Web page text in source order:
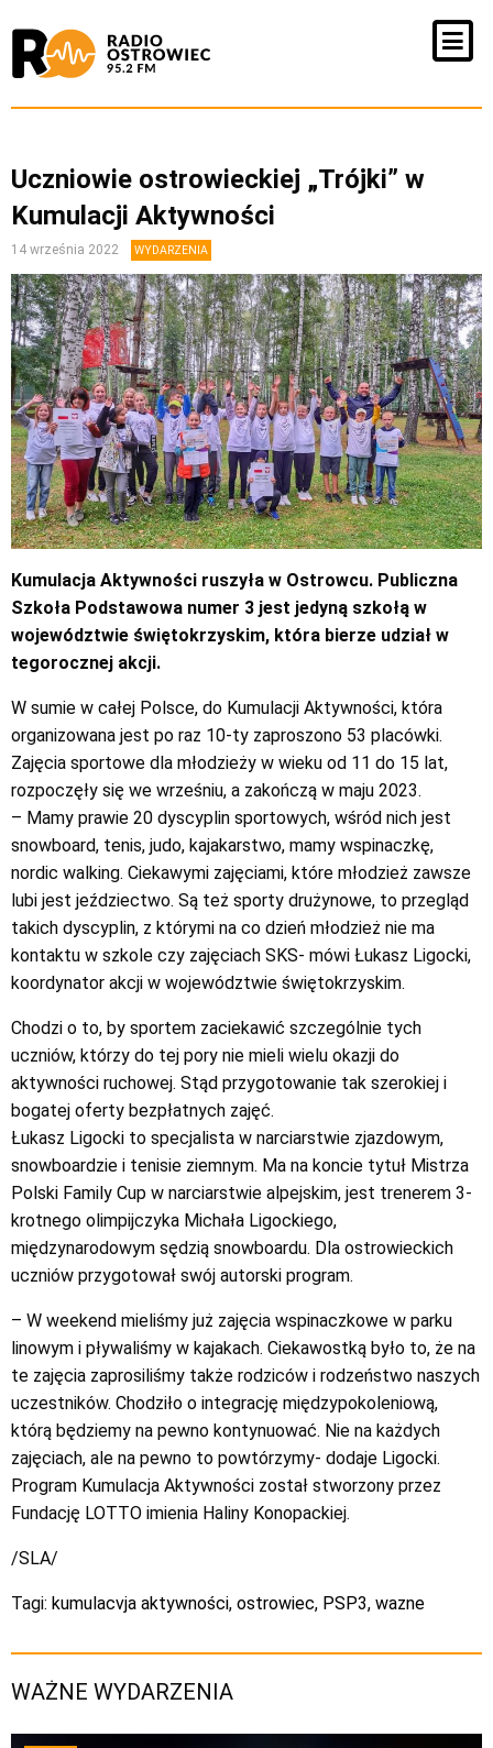
Uczniowie ostrowieckiej „Trójki” w
Kumulacji Aktywności
14 września 2022 WYDARZENIA
Kumulacja Aktywności ruszyła w Ostrowcu. Publiczna
Szkoła Podstawowa numer 3 jest jedyną szkołą w
województwie świętokrzyskim, która bierze udział w
tegorocznej akcji.
W sumie w całej Polsce, do Kumulacji Aktywności, która
organizowana jest po raz 10-ty zaproszono 53 placówki.
Zajęcia sportowe dla młodzieży w wieku od 11 do 15 lat,
rozpoczęły się we wrześniu, a zakończą w maju 2023.
– Mamy prawie 20 dyscyplin sportowych, wśród nich jest
snowboard, tenis, judo, kajakarstwo, mamy wspinaczkę,
nordic walking. Ciekawymi zajęciami, które młodzież zawsze
lubi jest jeździectwo. Są też sporty drużynowe, to przegląd
takich dyscyplin, z którymi na co dzień młodzież nie ma
kontaktu w szkole czy zajęciach SKS- mówi Łukasz Ligocki,
koordynator akcji w województwie świętokrzyskim.
Chodzi o to, by sportem zaciekawić szczególnie tych
uczniów, którzy do tej pory nie mieli wielu okazji do
aktywności ruchowej. Stąd przygotowanie tak szerokiej i
bogatej oferty bezpłatnych zajęć.
Łukasz Ligocki to specjalista w narciarstwie zjazdowym,
snowboardzie i tenisie ziemnym. Ma na koncie tytuł Mistrza
Polski Family Cup w narciarstwie alpejskim, jest trenerem 3-
krotnego olimpijczyka Michała Ligockiego,
międzynarodowym sędzią snowboardu. Dla ostrowieckich
uczniów przygotował swój autorski program.
– W weekend mieliśmy już zajęcia wspinaczkowe w parku
linowym i pływaliśmy w kajakach. Ciekawostką było to, że na
te zajęcia zaprosiliśmy także rodziców i rodzeństwo naszych
uczestników. Chodziło o integrację międzypokoleniową,
którą będziemy na pewno kontynuować. Nie na każdych
zajęciach, ale na pewno to powtórzymy- dodaje Ligocki.
Program Kumulacja Aktywności został stworzony przez
Fundację LOTTO imienia Haliny Konopackiej.
/SLA/
Tagi: kumulacvja aktywności, ostrowiec, PSP3, wazne
WAŻNE WYDARZENIA